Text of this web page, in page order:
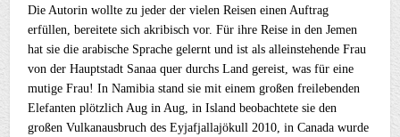
Die Autorin wollte zu jeder der vielen Reisen einen Auftrag
erfüllen, bereitete sich akribisch vor. Für ihre Reise in den Jemen
hat sie die arabische Sprache gelernt und ist als alleinstehende Frau
von der Hauptstadt Sanaa quer durchs Land gereist, was für eine
mutige Frau! In Namibia stand sie mit einem großen freilebenden
Elefanten plötzlich Aug in Aug, in Island beobachtete sie den
großen Vulkanausbruch des Eyjafjallajökull 2010, in Canada wurde